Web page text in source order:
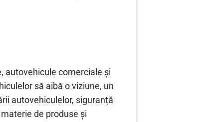
autovehicule comerciale și
să aibă o viziune, un
autovehiculelor, siguranță
de produse și